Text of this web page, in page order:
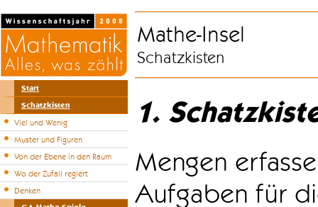
Start
Schatzkisten
Viel und Wenig
Muster und Figuren
Von der Ebene in den Raum
Wo der Zufall regiert
Denken
Mathe-Insel
Schatzkisten
1.
Mengen
Aufgaben für